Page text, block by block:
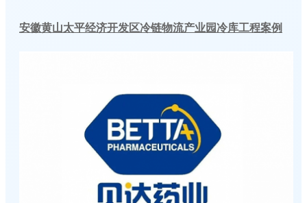
安徽黄山太平经济开发区冷链物流产业园冷库工程案例